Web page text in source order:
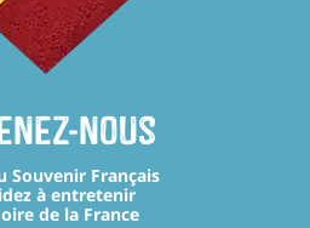
nous
Souvenir Français
à entretenir
de la France